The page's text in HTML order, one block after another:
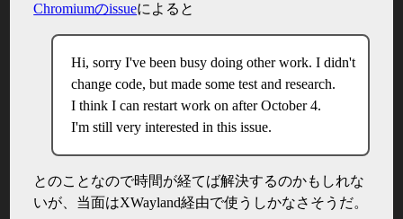
Chromiumのissueによると
Hi, sorry I've been busy doing other work. I didn't
change code, but made some test and research.
I think I can restart work on after October 4.
I'm still very interested in this issue.
とのことなので時間が経てば解決するのかもしれな
いが、当面はXWayland経由で使うしかなさそうだ。